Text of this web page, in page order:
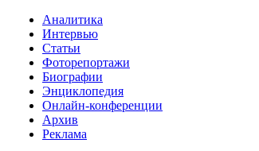
Аналитика
Интервью
Статьи
Фоторепортажи
Биографии
Энциклопедия
Онлайн-конференции
Архив
Реклама